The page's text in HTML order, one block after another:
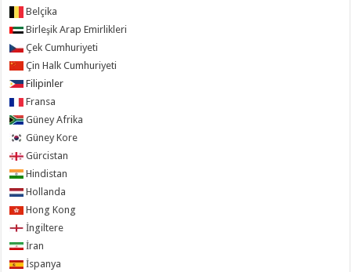
Belçika
Birleşik Arap Emirlikleri
Çek Cumhuriyeti
Çin Halk Cumhuriyeti
Filipinler
Fransa
Güney Afrika
Güney Kore
Gürcistan
Hindistan
Hollanda
Hong Kong
İngiltere
İran
İspanya